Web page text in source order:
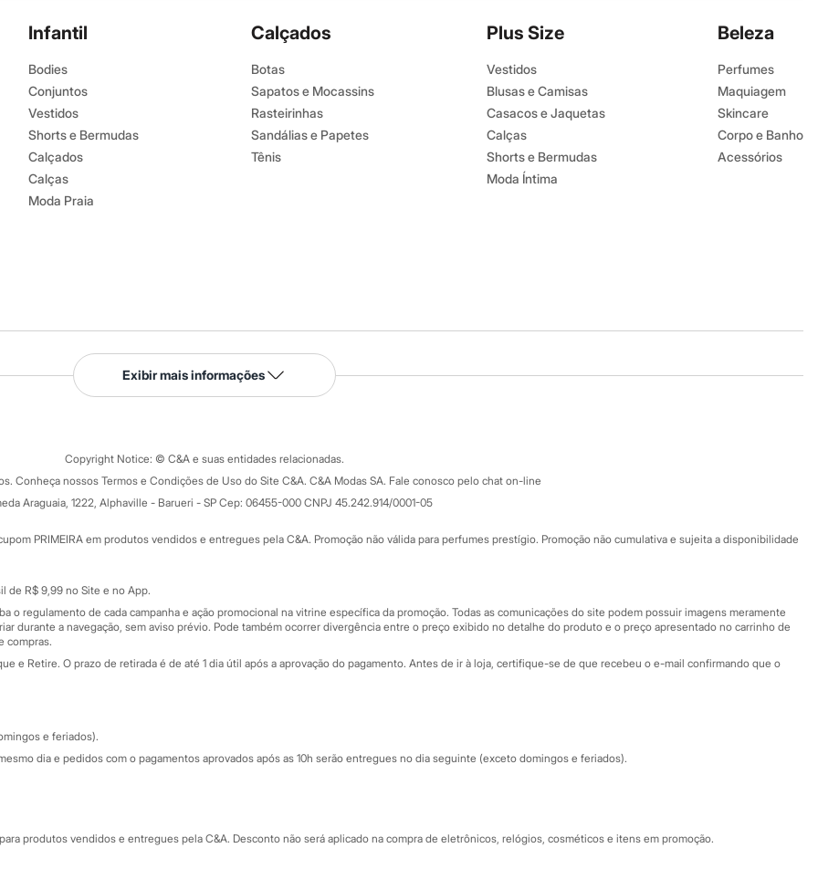
Infantil
Bodies
Conjuntos
Vestidos
Shorts e Bermudas
Calçados
Calças
Moda Praia
Calçados
Botas
Sapatos e Mocassins
Rasteirinhas
Sandálias e Papetes
Tênis
Plus Size
Vestidos
Blusas e Camisas
Casacos e Jaquetas
Calças
Shorts e Bermudas
Moda Íntima
Beleza
Perfumes
Maquiagem
Skincare
Corpo e Banho
Acessórios
Serviços
Tipos de serviços
Formas de pagamento
Todas as vantagens
Minha C&A
Cupons de desconto
Atendimento
Fale conosco
Central de ética
Eventos
Exibir mais informações
Copyright Notice: © C&A e suas entidades relacionadas.
Conheça nossos Termos e Condições de Uso do Site C&A. C&A Modas SA. Fale conosco pelo chat on-line
Araguaia, 1222, Alphaville - Barueri - SP Cep: 06455-000 CNPJ 45.242.914/0001-05
PRIMEIRA em produtos vendidos e entregues pela C&A. Promoção não válida para perfumes prestígio. Promoção não cumulativa e sujeita a disponibilidade
de R$ 9,99 no Site e no App.
o regulamento de cada campanha e ação promocional na vitrine específica da promoção. Todas as comunicações do site podem possuir imagens meramente
durante a navegação, sem aviso prévio. Pode também ocorrer divergência entre o preço exibido no detalhe do produto e o preço apresentado no carrinho de
compras.
e Retire. O prazo de retirada é de até 1 dia útil após a aprovação do pagamento. Antes de ir à loja, certifique-se de que recebeu o e-mail confirmando que o
e feriados).
dia e pedidos com o pagamentos aprovados após as 10h serão entregues no dia seguinte (exceto domingos e feriados).
produtos vendidos e entregues pela C&A. Desconto não será aplicado na compra de eletrônicos, relógios, cosméticos e itens em promoção.